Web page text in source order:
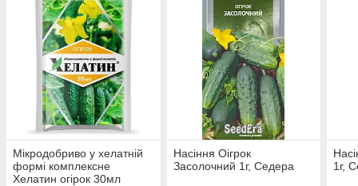
Мікродобриво у хелатній
формі комплексне
Хелатин огірок 30мл
Насіння Оігрок
Засолочний 1г, Седера
1г,